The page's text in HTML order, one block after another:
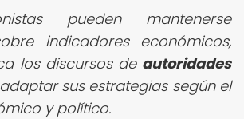
pueden mantenerse
indicadores económicos,
los discursos de autoridades
sus estrategias según el
y político.